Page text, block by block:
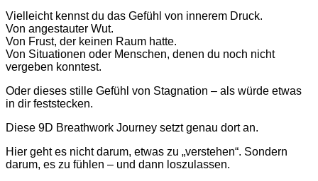
Vielleicht kennst du das Gefühl von innerem Druck.
Von angestauter Wut.
Von Frust, der keinen Raum hatte.
Von Situationen oder Menschen, denen du noch nicht
vergeben konntest.
Oder dieses stille Gefühl von Stagnation – als würde etwas
in dir feststecken.
Diese 9D Breathwork Journey setzt genau dort an.
Hier geht es nicht darum, etwas zu „verstehen“. Sondern
darum, es zu fühlen – und dann loszulassen.